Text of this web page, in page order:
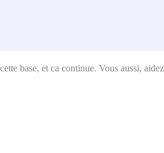
base, et ca continue. Vous aussi,